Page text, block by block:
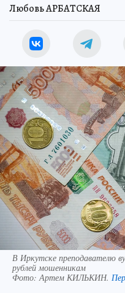
Любовь АРБАТСКАЯ
В Иркутске преподавателю
рублей мошенникам
Фото:Артем КИЛЬКИН.